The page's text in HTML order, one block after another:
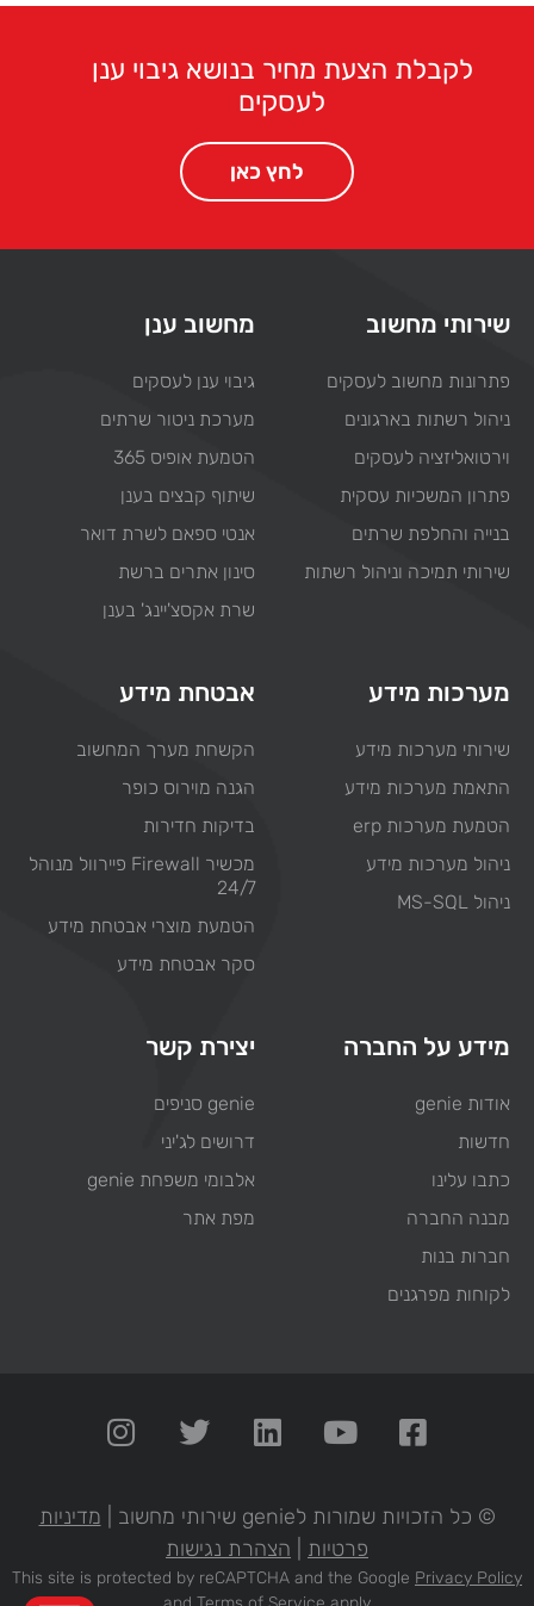
לקבלת הצעת מחיר בנושא גיבוי ענן
לעסקים
לחץ כאן
שירותי מחשוב
פתרונות מחשוב לעסקים
ניהול רשתות בארגונים
וירטואליזציה לעסקים
פתרון המשכיות עסקית
בנייה והחלפת שרתים
שירותי תמיכה וניהול רשתות
מחשוב ענן
גיבוי ענן לעסקים
מערכת ניטור שרתים
הטמעת אופיס 365
שיתוף קבצים בענן
אנטי ספאם לשרת דואר
סינון אתרים ברשת
שרת אקסצ'יינג' בענן
מערכות מידע
שירותי מערכות מידע
התאמת מערכות מידע
הטמעת מערכות erp
ניהול מערכות מידע
ניהול MS-SQL
אבטחת מידע
הקשחת מערך המחשוב
הגנה מוירוס כופר
בדיקות חדירות
מכשיר Firewall פיירוול מנוהל
24/7
הטמעת מוצרי אבטחת מידע
סקר אבטחת מידע
מידע על החברה
אודות genie
חדשות
כתבו עלינו
מבנה החברה
חברות בנות
לקוחות מפרגנים
יצירת קשר
genie סניפים
דרושים לג'יני
אלבומי משפחת genie
מפת אתר
© כל הזכויות שמורות לgenie שירותי מחשוב |
מדיניות
פרטיות
הצהרת נגישות
This site is protected by reCAPTCHA and the Google Privacy Policy